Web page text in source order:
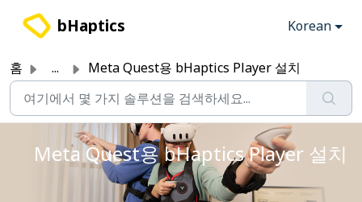
bHaptics Korean
홈 ... Meta Quest용 bHaptics Player 설치
Meta Quest용 bHaptics Player 설치